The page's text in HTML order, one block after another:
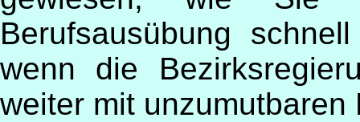
Berufsausübung
wenn die
weiter mit